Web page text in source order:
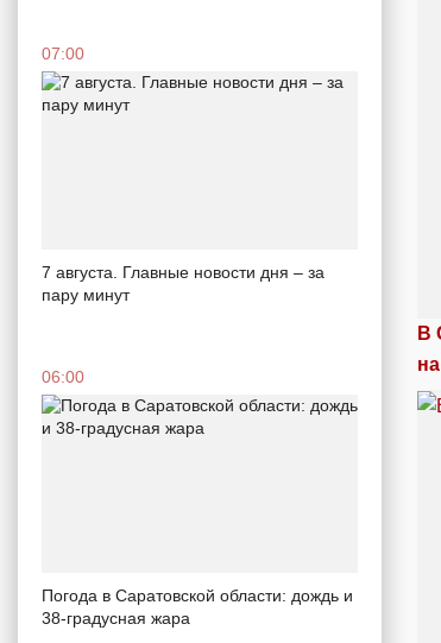
07:00
7 августа. Главные новости дня – за
пару минут
06:00
Погода в Саратовской области: дождь и
38-градусная жара
В